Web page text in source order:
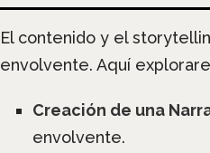
El contenido y el
envolvente. Aquí
Creación de una
envolvente.